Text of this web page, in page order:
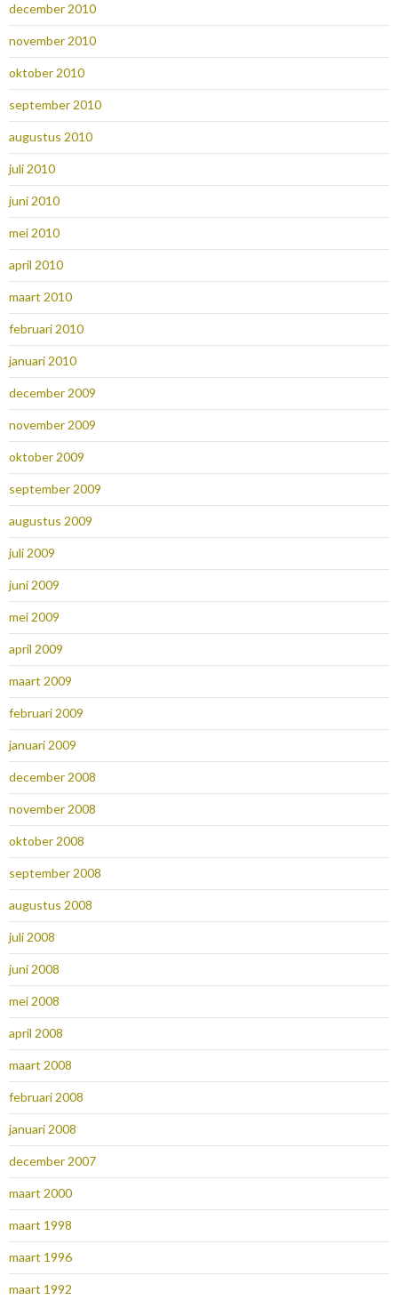
december 2010
november 2010
oktober 2010
september 2010
augustus 2010
juli 2010
juni 2010
mei 2010
april 2010
maart 2010
februari 2010
januari 2010
december 2009
november 2009
oktober 2009
september 2009
augustus 2009
juli 2009
juni 2009
mei 2009
april 2009
maart 2009
februari 2009
januari 2009
december 2008
november 2008
oktober 2008
september 2008
augustus 2008
juli 2008
juni 2008
mei 2008
april 2008
maart 2008
februari 2008
januari 2008
december 2007
maart 2000
maart 1998
maart 1996
maart 1992